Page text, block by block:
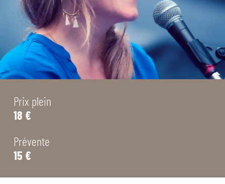
Prix plein
18 €
Prévente
15 €